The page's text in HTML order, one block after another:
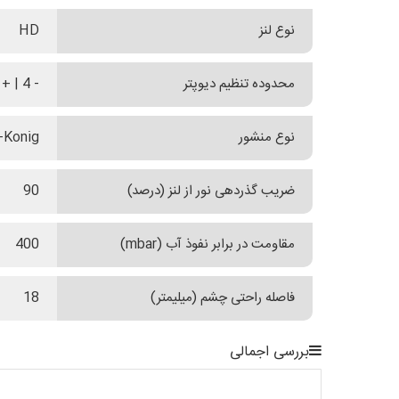
نوع لنز HD
محدوده تنظیم دیوپتر - 4 | + 4
نوع منشور
ضریب گذردهی نور از لنز (درصد) 90
مقاومت در برابر نفوذ آب (mbar) 400
فاصله راحتی چشم (میلیمتر) 18
بررسی اجمالی